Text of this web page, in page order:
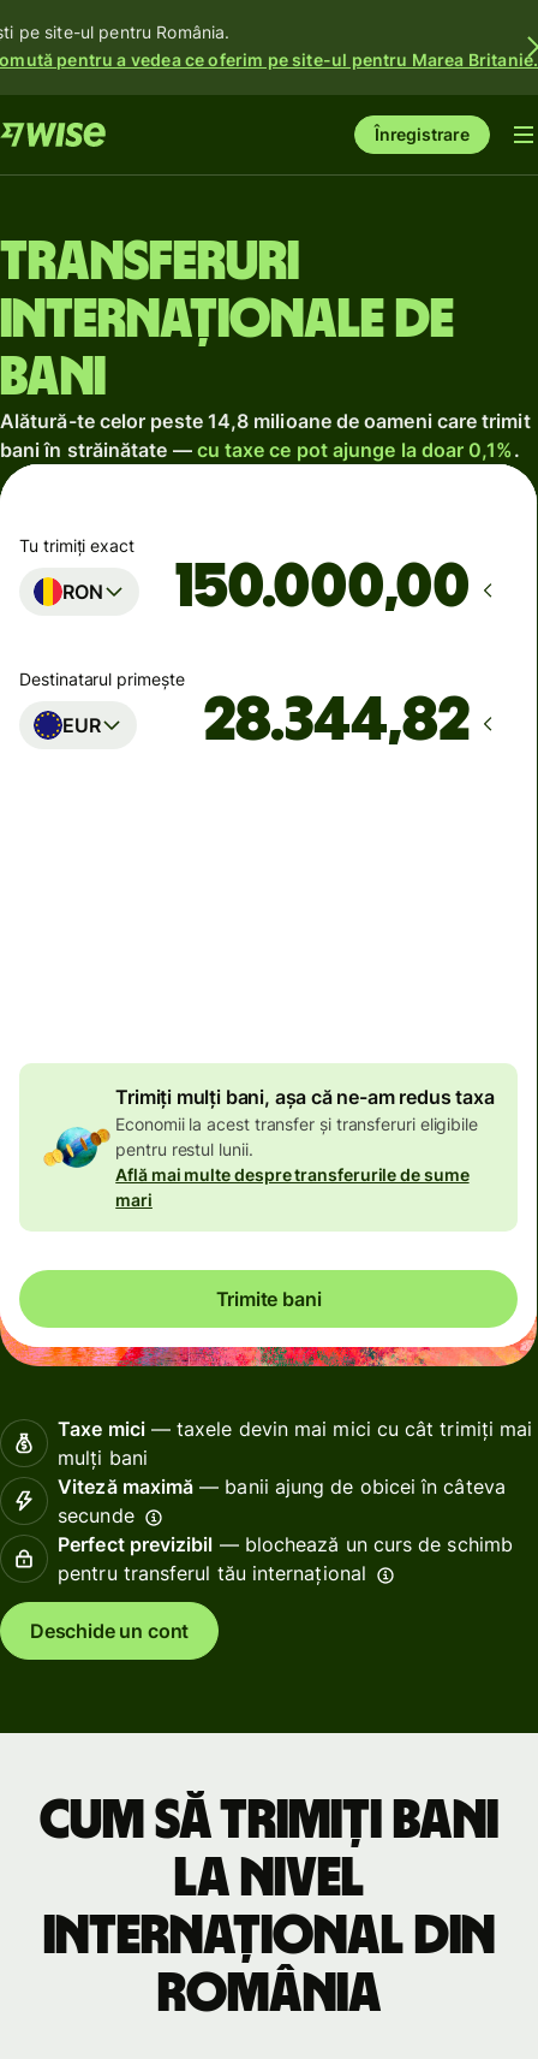
pe site-ul pentru România.
pentru a vedea ce oferim pe site-ul pentru Marea Britanie.
Înregistrare
Transferuri
internaționale de
bani
Alătură-te celor peste 14,8 milioane de oameni care trimit
bani în străinătate — cu taxe ce pot ajunge la doar 0,1%.
Tu trimiți exact
RON ,00
Destinatarul primește
EUR
Trimiți mulți bani, așa că ne-am redus taxa
Economii la acest transfer și transferuri eligibile
pentru restul lunii.
Află mai multe despre transferurile de sume
mari
Trimite bani
Taxe mici— taxele devin mai mici cu cât trimiți mai
mulți bani
Viteză maximă — banii ajung de obicei în câteva
secunde
Perfect previzibil — blochează un curs de schimb
pentru transferul tău internațional
Deschide un cont
Cum să trimiți bani
la nivel
internațional din
România